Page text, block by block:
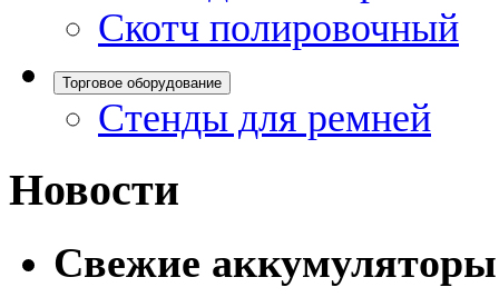
Скотч полировочный
Торговое оборудование
Стенды для ремней
Новости
Свежие